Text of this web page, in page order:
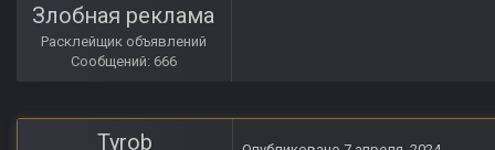
Злобная реклама
Расклейщик объявлений
Сообщений: 666
Tyrob